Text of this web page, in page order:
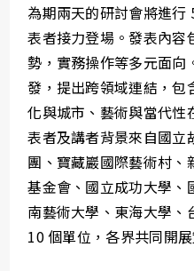
為期兩天的研討會將進
表者接力登場。發表內容
勢，實務操作等多元面向
發，提出跨領域連結，包
化與城市、藝術與當代性
表者及講者背景來自國立
團、寶藏巖國際藝術村、
基金會、國立成功大學、
南藝術大學、東海大學、
10 個單位，各界共同開